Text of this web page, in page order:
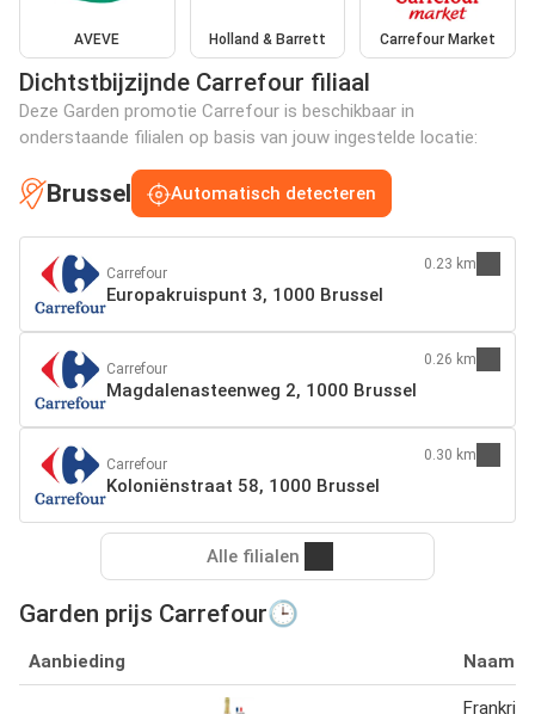
AVEVE Holland & Barrett Carrefour Market
Dichtstbijzijnde Carrefour filiaal
Deze Garden promotie Carrefour is beschikbaar in
onderstaande filialen op basis van jouw ingestelde locatie:
Brussel Automatisch detecteren
Carrefour
Europakruispunt 3, 1000 Brussel
0.23 km
Carrefour
Magdalenasteenweg 2, 1000 Brussel
0.26 km
Carrefour
Koloniënstraat 58, 1000 Brussel
0.30 km
Alle filialen
Garden prijs Carrefour🕒
Aanbieding Naam
Frankrijk